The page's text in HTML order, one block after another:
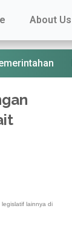
About Us
lainnya di